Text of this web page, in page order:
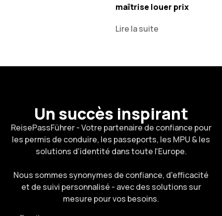
maîtrise louer prix
Lire la suite
Un succès inspirant
ReisePassFührer - Votre partenaire de confiance pour
les permis de conduire, les passeports, les MPU & les
solutions d'identité dans toute l'Europe.
Nous sommes synonymes de confiance, d'efficacité
et de suivi personnalisé - avec des solutions sur
mesure pour vos besoins.